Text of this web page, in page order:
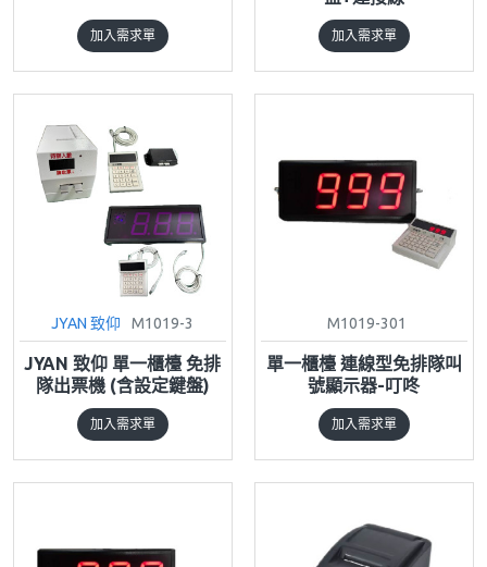
加入需求單 加入需求單
JYAN 致仰 M1019-3
JYAN 致仰 單一櫃檯 免排
隊出票機 (含設定鍵盤)
加入需求單
M1019-301
單一櫃檯 連線型免排隊叫
號顯示器-叮咚
加入需求單